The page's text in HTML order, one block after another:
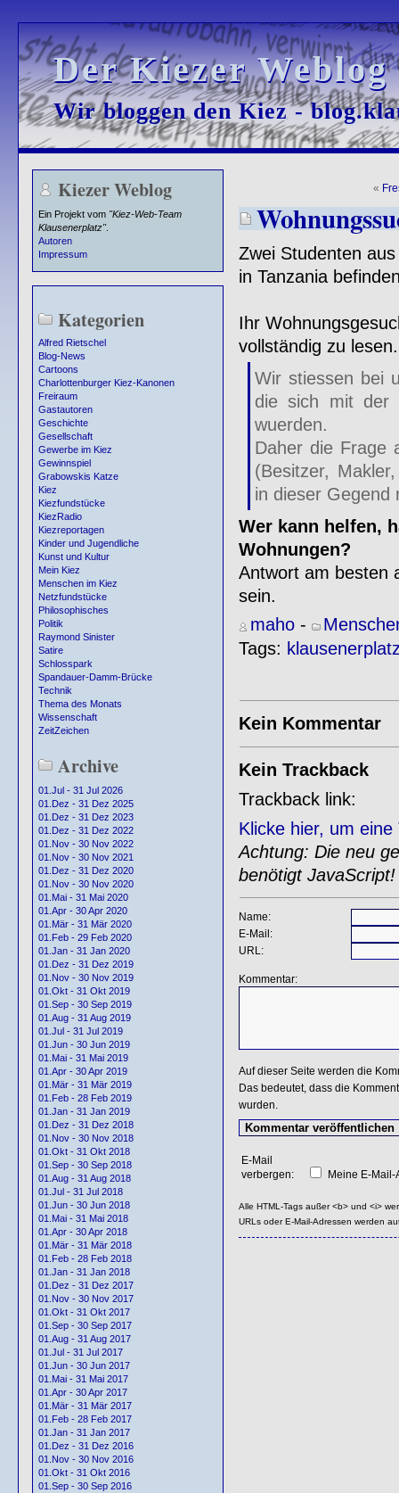
Der Kiezer
Der Kiezer
Wir bloggen den Kiez -
Wir bloggen den Kiez -
Kiezer Weblog
Ein Projekt vom "Kiez-Web-Team
Klausenerplatz".
Autoren
Impressum
Kategorien
Alfred Rietschel
Blog-News
Cartoons
Charlottenburger Kiez-Kanonen
Freiraum
Gastautoren
Geschichte
Gesellschaft
Gewerbe im Kiez
Gewinnspiel
Grabowskis Katze
Kiez
Kiezfundstücke
KiezRadio
Kiezreportagen
Kinder und Jugendliche
Kunst und Kultur
Mein Kiez
Menschen im Kiez
Netzfundstücke
Philosophisches
Politik
Raymond Sinister
Satire
Schlosspark
Spandauer-Damm-Brücke
Technik
Thema des Monats
Wissenschaft
ZeitZeichen
Archive
01.Jul - 31 Jul 2026
01.Dez - 31 Dez 2025
01.Dez - 31 Dez 2023
01.Dez - 31 Dez 2022
01.Nov - 30 Nov 2022
01.Nov - 30 Nov 2021
01.Dez - 31 Dez 2020
01.Nov - 30 Nov 2020
01.Mai - 31 Mai 2020
01.Apr - 30 Apr 2020
01.Mär - 31 Mär 2020
01.Feb - 29 Feb 2020
01.Jan - 31 Jan 2020
01.Dez - 31 Dez 2019
01.Nov - 30 Nov 2019
01.Okt - 31 Okt 2019
01.Sep - 30 Sep 2019
01.Aug - 31 Aug 2019
01.Jul - 31 Jul 2019
01.Jun - 30 Jun 2019
01.Mai - 31 Mai 2019
01.Apr - 30 Apr 2019
01.Mär - 31 Mär 2019
01.Feb - 28 Feb 2019
01.Jan - 31 Jan 2019
01.Dez - 31 Dez 2018
01.Nov - 30 Nov 2018
01.Okt - 31 Okt 2018
01.Sep - 30 Sep 2018
01.Aug - 31 Aug 2018
01.Jul - 31 Jul 2018
01.Jun - 30 Jun 2018
01.Mai - 31 Mai 2018
01.Apr - 30 Apr 2018
01.Mär - 31 Mär 2018
01.Feb - 28 Feb 2018
01.Jan - 31 Jan 2018
01.Dez - 31 Dez 2017
01.Nov - 30 Nov 2017
01.Okt - 31 Okt 2017
01.Sep - 30 Sep 2017
01.Aug - 31 Aug 2017
01.Jul - 31 Jul 2017
01.Jun - 30 Jun 2017
01.Mai - 31 Mai 2017
01.Apr - 30 Apr 2017
01.Mär - 31 Mär 2017
01.Feb - 28 Feb 2017
01.Jan - 31 Jan 2017
01.Dez - 31 Dez 2016
01.Nov - 30 Nov 2016
01.Okt - 31 Okt 2016
01.Sep - 30 Sep 2016
«
Zwei Studenten
in Tanzania
Ihr
vollständig zu lesen.
Wir stiessen bei
die sich mit der
wuerden.
Daher die Frage
(Besitzer,
in dieser Gegend
Wer kann helfen,
Wohnungen?
Antwort am besten
sein.
maho-
Tags:
Kein Kommentar
Kein Trackback
Trackback link:
Klicke hier, um
Achtung: Die neu
benötigt JavaScript!
Name:
E-Mail:
URL:
Kommentar:
Auf dieser Seite werden die
Das bedeutet, dass die
wurden.
E-Mail
verbergen:
Meine E-
Alle HTML-Tags außer <b> und <i>
URLs oder E-Mail-Adressen werden